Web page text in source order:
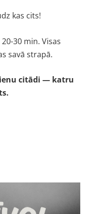
kas cits!
30 min. Visas
savā strapā.
citādi — katru